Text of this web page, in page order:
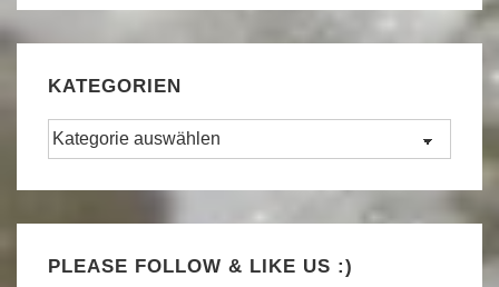
KATEGORIEN
Kategorien
PLEASE FOLLOW & LIKE US :)